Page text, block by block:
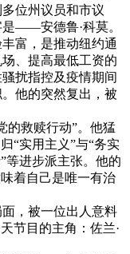
位州议员和市议
——安德鲁·科莫。
富，是推动纽约通
、提高最低工资的
扰指控及疫情期间
他的突然复出，被
的救赎行动”。他猛
“实用主义”与“务实
等进步派主张。他的
着自己是唯一有治
，被一位出人意料
节目的主角：佐兰·